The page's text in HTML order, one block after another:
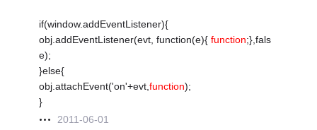
if(window.addEventListener){
obj.addEventListener(evt, function(e){function;},fals
e);
}else{
obj.attachEvent('on'+evt,function);
}
2011-06-01